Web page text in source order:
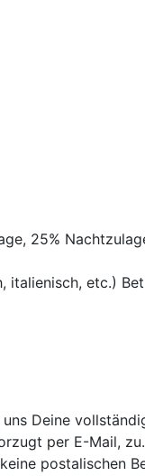
25%
italienisch, etc.)
Deine
per E-Mail,
postalischen